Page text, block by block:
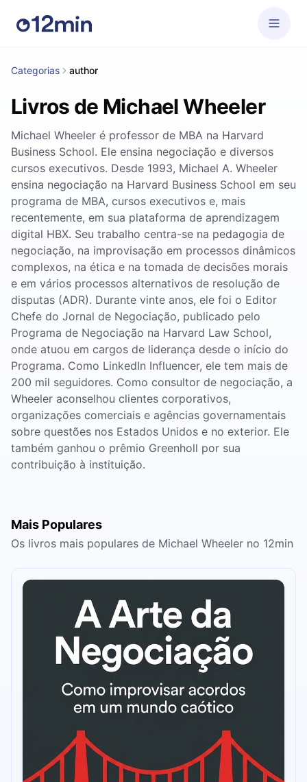
Categorias author
Livros de Michael Wheeler
Michael Wheeler é professor de MBA na Harvard
Business School. Ele ensina negociação e diversos
cursos executivos. Desde 1993, Michael A. Wheeler
ensina negociação na Harvard Business School em seu
programa de MBA, cursos executivos e, mais
recentemente, em sua plataforma de aprendizagem
digital HBX. Seu trabalho centra-se na pedagogia de
negociação, na improvisação em processos dinâmicos
complexos, na ética e na tomada de decisões morais
e em vários processos alternativos de resolução de
disputas (ADR). Durante vinte anos, ele foi o Editor
Chefe do Jornal de Negociação, publicado pelo
Programa de Negociação na Harvard Law School,
onde atuou em cargos de liderança desde o início do
Programa. Como LinkedIn Influencer, ele tem mais de
200 mil seguidores. Como consultor de negociação, a
Wheeler aconselhou clientes corporativos,
organizações comerciais e agências governamentais
sobre questões nos Estados Unidos e no exterior. Ele
também ganhou o prêmio Greenholl por sua
contribuição à instituição.
Mais Populares
Os livros mais populares de Michael Wheeler no 12min